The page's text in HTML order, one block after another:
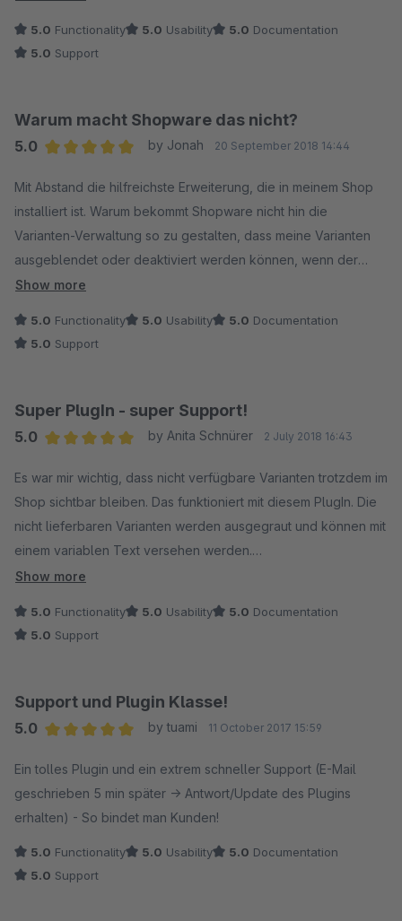
5.0 Functionality 5.0 Usability 5.0 Documentation
5.0 Support
Warum macht Shopware das nicht?
5.0
by Jonah 20 September 2018 14:44
Mit Abstand die hilfreichste Erweiterung, die in meinem Shop
installiert ist. Warum bekommt Shopware nicht hin die
Varianten-Verwaltung so zu gestalten, dass meine Varianten
ausgeblendet oder deaktiviert werden können, wenn der
Artikel nicht bestellbar ist?
Show more
5.0 Functionality 5.0 Usability 5.0 Documentation
5.0 Support
Super PlugIn - super Support!
5.0
by Anita Schnürer 2 July 2018 16:43
Es war mir wichtig, dass nicht verfügbare Varianten trotzdem im
Shop sichtbar bleiben. Das funktioniert mit diesem PlugIn. Die
nicht lieferbaren Varianten werden ausgegraut und können mit
einem variablen Text versehen werden.
Bei einem kleinen Problem (Umstellung von Test- auf
geholfen. Daumen hoch!
Show more
5.0 Functionality 5.0 Usability 5.0 Documentation
5.0 Support
Support und Plugin Klasse!
5.0
by tuami 11 October 2017 15:59
Ein tolles Plugin und ein extrem schneller Support (E-Mail
geschrieben 5 min später -> Antwort/Update des Plugins
erhalten) - So bindet man Kunden!
5.0 Functionality 5.0 Usability 5.0 Documentation
5.0 Support